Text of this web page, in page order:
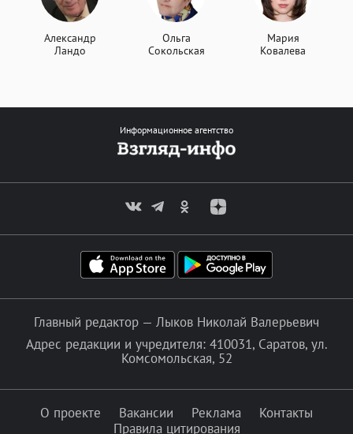
Александр
Ландо
Ольга
Сокольская
Мария
Ковалева
Информационное агентство
Главный редактор — Лыков Николай Валерьевич
Адрес редакции и учредителя: 410031, Саратов, ул.
Комсомольская, 52
О проекте Вакансии Реклама
Контакты
Правила цитирования